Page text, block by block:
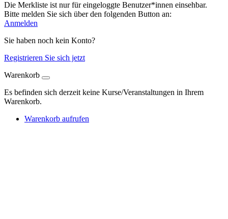
Die Merkliste ist nur für eingeloggte Benutzer*innen einsehbar.
Bitte melden Sie sich über den folgenden Button an:
Anmelden
Sie haben noch kein Konto?
Registrieren Sie sich jetzt
Warenkorb
Es befinden sich derzeit keine Kurse/Veranstaltungen in Ihrem
Warenkorb.
Warenkorb aufrufen